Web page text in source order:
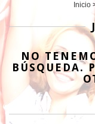
Inicio
NO
BÚSQUEDA.